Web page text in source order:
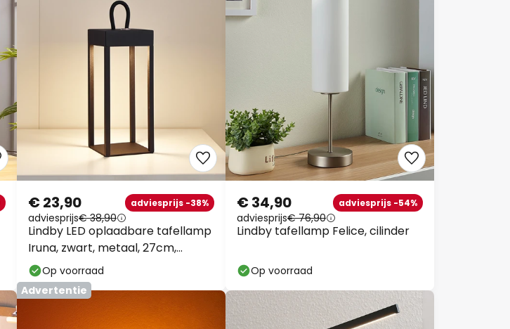
Lindby LED oplaadbare tafellamp
Iruna, zwart, metaal, 27cm,
dimbaar.
€ 23,90 adviesprijs -38%
adviesprijs€ 38,90
Op voorraad
Lindby tafellamp Felice, cilinder
€ 34,90 adviesprijs -54%
adviesprijs€ 76,90
Op voorraad
Advertentie